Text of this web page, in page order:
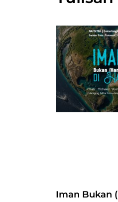
Iman Bukan